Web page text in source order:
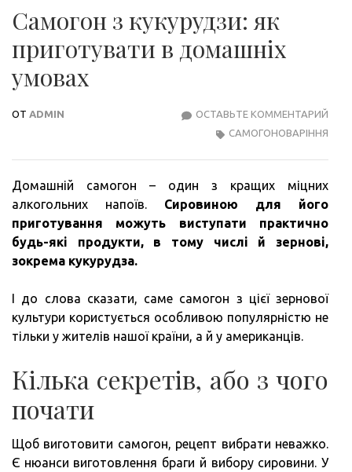
Самогон з кукурудзи: як
приготувати в домашніх
умовах
ОТ ADMIN ОСТАВЬТЕ КОММЕНТАРИЙ
САМОГОНОВАРІННЯ
Домашній самогон – один з кращих міцних
алкогольних напоїв. Сировиною для його
приготування можуть виступати практично
будь-які продукти, в тому числі й зернові,
зокрема кукурудза.
І до слова сказати, саме самогон з цієї зернової
культури користується особливою популярністю не
тільки у жителів нашої країни, а й у американців.
Кілька секретів, або з чого
почати
Щоб виготовити самогон, рецепт вибрати неважко.
Є нюанси виготовлення браги й вибору сировини. У